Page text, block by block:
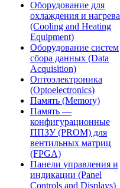
Оборудование для
охлаждения и нагрева
(Cooling and Heating
Equipment)
Оборудование систем
сбора данных (Data
Acquisition)
Оптоэлектроника
(Optoelectronics)
Память (Memory)
Память —
конфигурационные
ППЗУ (PROM) для
вентильных матриц
(FPGA)
Панели управления и
индикации (Panel
Controls and Displays)